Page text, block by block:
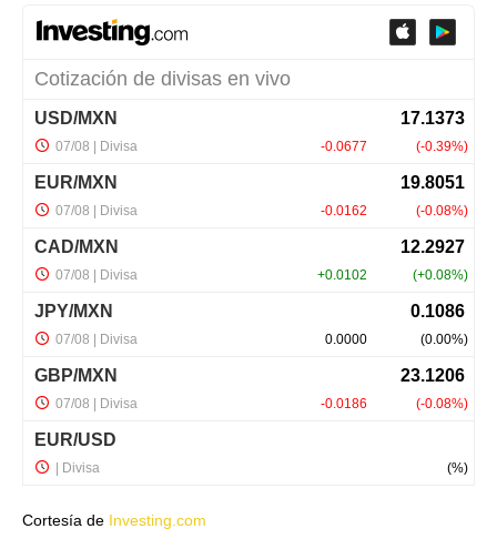
Cortesía de Investing.com